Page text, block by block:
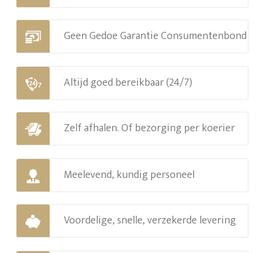
Geen Gedoe Garantie Consumentenbond
Altijd goed bereikbaar (24/7)
Zelf afhalen. Of bezorging per koerier
Meelevend, kundig personeel
Voordelige, snelle, verzekerde levering